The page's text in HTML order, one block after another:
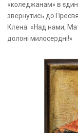
«коледжанам» в
звернутись до
Клена: «Над нами,
долоні милосердні!»